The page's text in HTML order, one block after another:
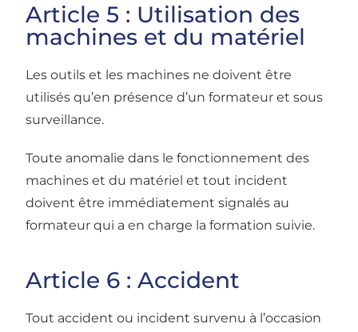
Article 5 : Utilisation des
machines et du matériel
Les outils et les machines ne doivent être
utilisés qu’en présence d’un formateur et sous
surveillance.
Toute anomalie dans le fonctionnement des
machines et du matériel et tout incident
doivent être immédiatement signalés au
formateur qui a en charge la formation suivie.
Article 6 : Accident
Tout accident ou incident survenu à l’occasion